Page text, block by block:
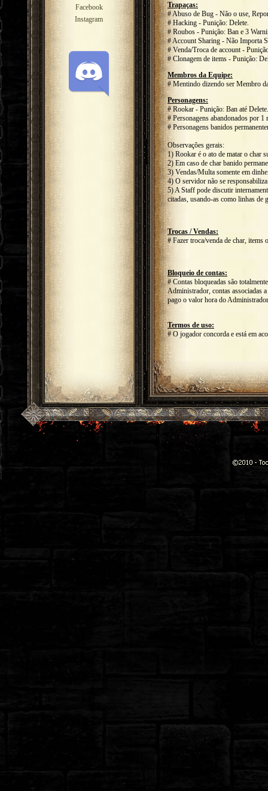
Facebook
Instagram
Trapaças:
# Abuso de Bug - Não o use,
# Hacking - Punição: Delete.
# Roubos - Punição: Ban e 3
# Account Sharing - Não Importa
# Venda/Troca de account -
# Clonagem de items - Punição:
Membros da Equipe:
# Mentindo dizendo ser Membro
Personagens:
# Rookar - Punição: Ban até Delete.
# Personagens abandonados por
# Personagens banidos
Observações gerais:
1) Rookar é o ato de matar o char
2) Em caso de char banido
3) Vendas/Multa somente em
4) O servidor não se
5) A Staff pode discutir
citadas, usando-as como linhas de
Trocas / Vendas:
# Fazer troca/venda de char,
Bloqueio de contas:
# Contas bloqueadas são
Administrador, contas associadas
pago o valor hora do
Termos de uso:
# O jogador concorda e está em